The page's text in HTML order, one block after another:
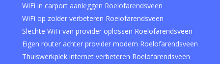
WiFi in carport aanleggen Roelofarendsveen
WiFi op zolder verbeteren Roelofarendsveen
Slechte WiFi van provider oplossen Roelofarendsveen
Eigen router achter provider modem Roelofarendsveen
Thuiswerkplek internet verbeteren Roelofarendsveen